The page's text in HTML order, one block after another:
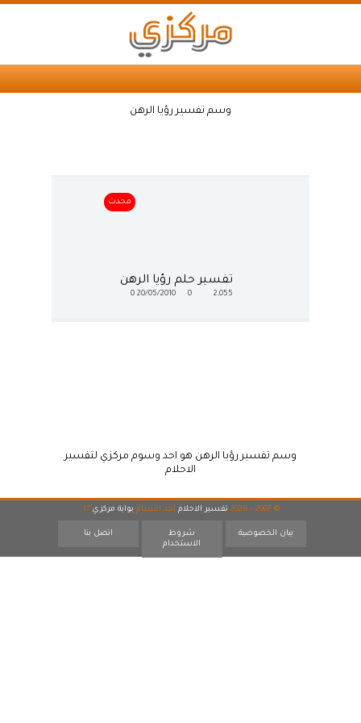
وسم تفسير رؤيا الرهن
محدث
تفسير حلم رؤيا الرهن
2,055
0
20/05/2010
0
وسم تفسير رؤيا الرهن هو احد وسوم مركزي لتفسير
الاحلام
© 2007 - 2026 تفسير الاحلام احد اقسام بوابة مركزي 17
بيان الخصوصية
شروط
الاستخدام
اتصل بنا